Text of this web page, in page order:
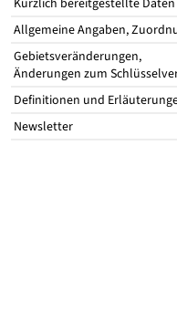
Allgemeine Angaben,
Gebietsveränderungen,
Änderungen zum
Definitionen und
Newsletter